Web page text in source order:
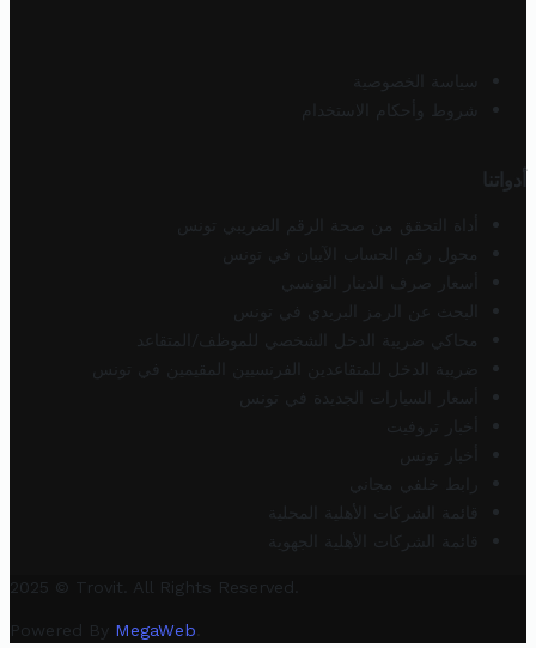
سياسة الخصوصية
شروط وأحكام الاستخدام
أدواتنا
أداة التحقق من صحة الرقم الضريبي تونس
محول رقم الحساب الآيبان في تونس
أسعار صرف الدينار التونسي
البحث عن الرمز البريدي في تونس
محاكي ضريبة الدخل الشخصي للموظف/المتقاعد
ضريبة الدخل للمتقاعدين الفرنسيين المقيمين في تونس
أسعار السيارات الجديدة في تونس
أخبار تروفيت
أخبار تونس
رابط خلفي مجاني
قائمة الشركات الأهلية المحلية
قائمة الشركات الأهلية الجهوية
2025 © Trovit. All Rights Reserved.
Powered By MegaWeb